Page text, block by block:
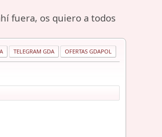
fuera, os quiero a todos
TELEGRAM GDA OFERTAS GDAPOL